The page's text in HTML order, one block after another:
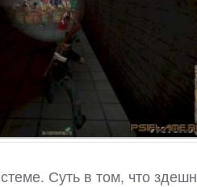
Суть в том, что